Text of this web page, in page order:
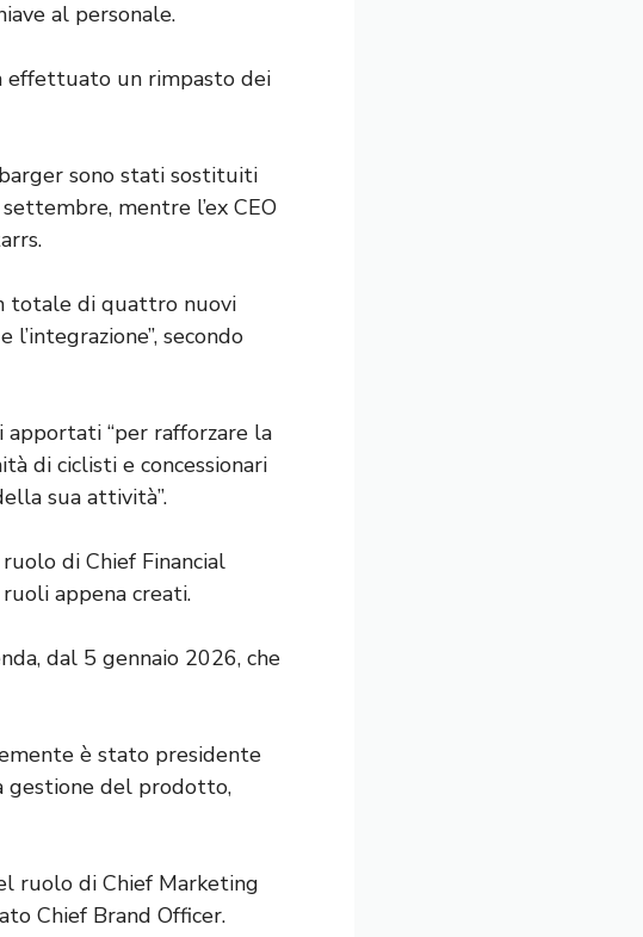
al personale.
effettuato un rimpasto dei
sono stati sostituiti
mentre l’ex CEO
totale di quattro nuovi
secondo
“per rafforzare la
di ciclisti e concessionari
sua attività”.
di Chief Financial
appena creati.
dal 5 gennaio 2026, che
è stato presidente
gestione del prodotto,
ruolo di Chief Marketing
Chief Brand Officer.